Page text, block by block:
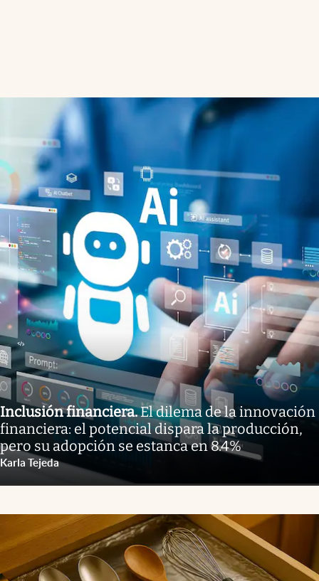
Inclusión financiera.El dilema de la innovación
financiera: el potencial dispara la producción,
pero su adopción se estanca en 8.4%
Karla Tejeda